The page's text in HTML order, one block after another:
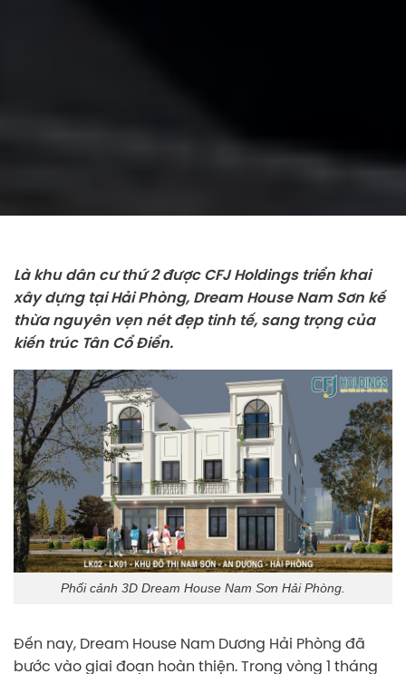
Là khu dân cư thứ 2 được CFJ Holdings triển khai
xây dựng tại Hải Phòng, Dream House Nam Sơn kế
thừa nguyên vẹn nét đẹp tinh tế, sang trọng của
kiến trúc Tân Cổ Điển.
Phối cảnh 3D Dream House Nam Sơn Hải Phòng.
Đến nay, Dream House Nam Dương Hải Phòng đã
bước vào giai đoạn hoàn thiện. Trong vòng 1 tháng